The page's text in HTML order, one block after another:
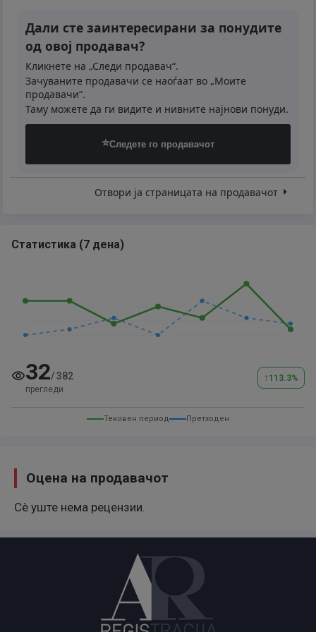
Дали сте заинтересирани за понудите
од овој продавач?
Кликнете на „Следи продавач“.
Зачуваните продавачи се наоѓаат во „Моите
продавачи“.
Таму можете да ги видите и нивните најнови понуди.
⭐Следете го продавачот
Отвори ја страницата на продавачот
Статистика (7 дена)
32/382
прегледи
↑ 113.3%
Тековен период Претходен
Оцена на продавачот
Сè уште нема рецензии.